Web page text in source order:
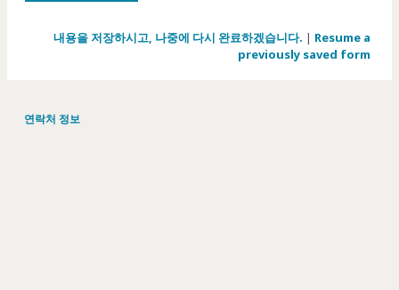
내용을 저장하시고, 나중에 다시 완료하겠습니다. | Resume a
previously saved form
연락처 정보